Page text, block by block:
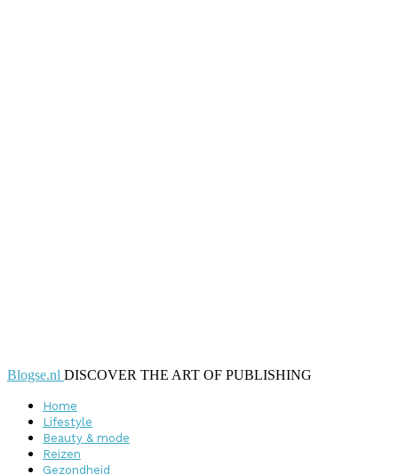
Blogse.nl DISCOVER THE ART OF PUBLISHING
Home
Lifestyle
Beauty & mode
Reizen
Gezondheid